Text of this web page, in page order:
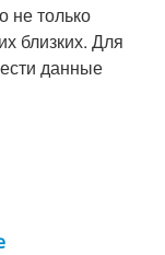
не только
близких. Для
данные